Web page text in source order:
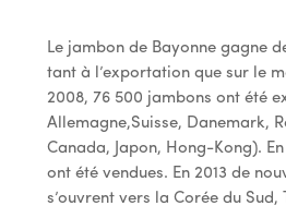
Le jambon de Bayonne gagne
tant à l’exportation que sur le
2008, 76 500 jambons ont été
Allemagne,Suisse, Danemark,
Canada, Japon, Hong-Kong).
ont été vendues. En 2013 de
s’ouvrent vers la Corée du